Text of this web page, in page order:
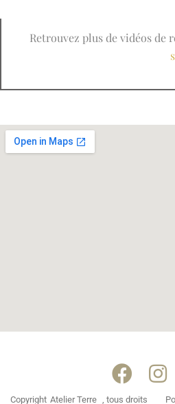
Retrouvez plus de vidéos de
Copyright Atelier Terre , tous droits